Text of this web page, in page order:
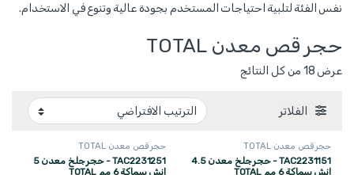
نفس الفئة لتلبية احتياجات المستخدم بجودة عالية وتنوع في الاستخدام.
حجر قص معدن TOTAL
عرض ⁦18⁩ من كل النتائج
الفلاتر
حجر قص معدن TOTAL
TAC2231151 - حجر جلخ معدن 4.5
انش سماكة 6 مم TOTAL
حجر قص معدن TOTAL
TAC2231251 - حجر جلخ معدن 5
انش سماكة 6 مم TOTAL